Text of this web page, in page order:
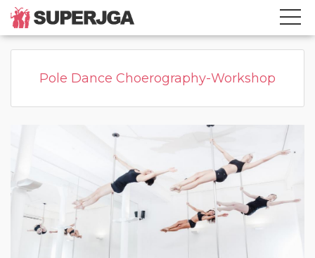
Home Kategorie Page active
Pole Dance Choerography-Workshop